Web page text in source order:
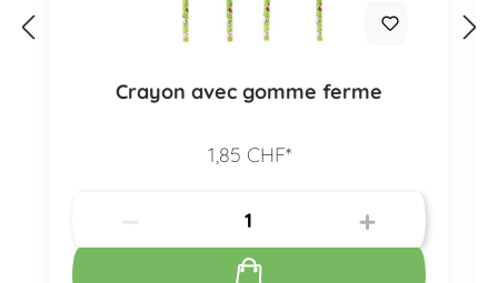
Crayon avec gomme ferme
1,85 CHF*